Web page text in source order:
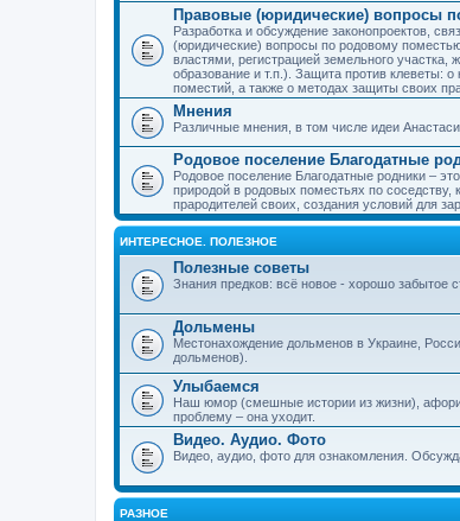
Правовые (юридические) вопросы
Разработка и обсуждение законопроектов,
(юридические) вопросы по родовому
властями, регистрацией земельного
образование и т.п.). Защита против клеветы:
поместий, а также о методах защиты своих
Мнения
Различные мнения, в том числе идеи
Родовое поселение Благодатные
Родовое поселение Благодатные родники –
природой в родовых поместьях по соседству,
прародителей своих, создания условий для
ИНТЕРЕСНОЕ. ПОЛЕЗНОЕ
Полезные советы
Знания предков: всё новое - хорошо забытое
Дольмены
Местонахождение дольменов в Украине,
дольменов).
Улыбаемся
Наш юмор (смешные истории из жизни),
проблему – она уходит.
Видео. Аудио. Фото
Видео, аудио, фото для ознакомления.
РАЗНОЕ